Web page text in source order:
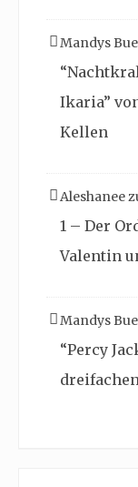
Mandys
Ikaria”
Kellen
Aleshanee
1 – Der
Valentin
Mandys
“Percy